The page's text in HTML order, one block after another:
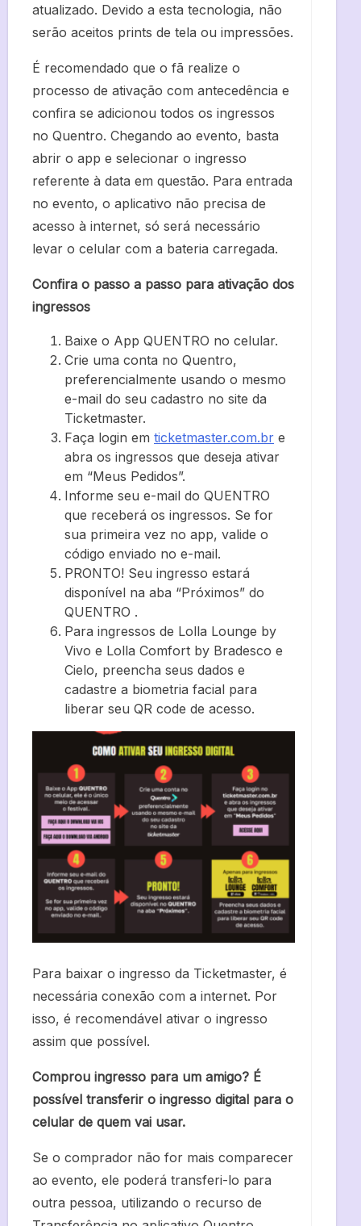
atualizado. Devido a esta tecnologia, não
serão aceitos prints de tela ou impressões.
É recomendado que o fã realize o
processo de ativação com antecedência e
confira se adicionou todos os ingressos
no Quentro. Chegando ao evento, basta
abrir o app e selecionar o ingresso
referente à data em questão. Para entrada
no evento, o aplicativo não precisa de
acesso à internet, só será necessário
levar o celular com a bateria carregada.
Confira o passo a passo para ativação dos
ingressos
Baixe o App QUENTRO no celular.
Crie uma conta no Quentro,
preferencialmente usando o mesmo
e-mail do seu cadastro no site da
Ticketmaster.
Faça login em ticketmaster.com.br e
abra os ingressos que deseja ativar
em “Meus Pedidos”.
Informe seu e-mail do QUENTRO
que receberá os ingressos. Se for
sua primeira vez no app, valide o
código enviado no e-mail.
PRONTO! Seu ingresso estará
disponível na aba “Próximos” do
QUENTRO .
Para ingressos de Lolla Lounge by
Vivo e Lolla Comfort by Bradesco e
Cielo, preencha seus dados e
cadastre a biometria facial para
liberar seu QR code de acesso.
Para baixar o ingresso da Ticketmaster, é
necessária conexão com a internet. Por
isso, é recomendável ativar o ingresso
assim que possível.
Comprou ingresso para um amigo? É
possível transferir o ingresso digital para o
celular de quem vai usar.
Se o comprador não for mais comparecer
ao evento, ele poderá transferi-lo para
outra pessoa, utilizando o recurso de